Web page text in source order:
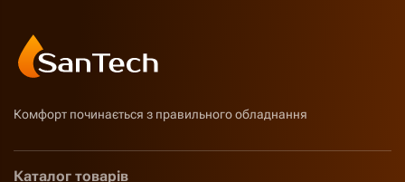
Комфорт починається з правильного обладнання
Каталог товарів